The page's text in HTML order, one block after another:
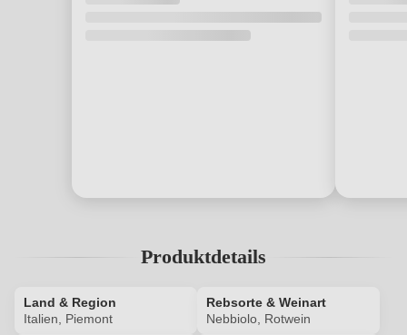
Produktdetails
Land & Region
Italien, Piemont
Rebsorte & Weinart
Nebbiolo, Rotwein